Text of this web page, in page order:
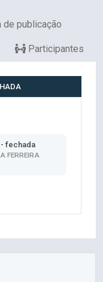
de publicação
Participantes
- fechada
FERREIRA